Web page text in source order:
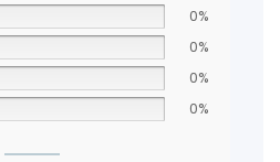
0%
0%
0%
0%